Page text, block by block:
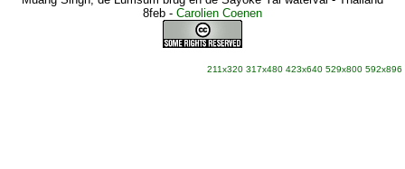
8feb - Carolien Coenen
211x320 317x480 423x640 529x800 592x896